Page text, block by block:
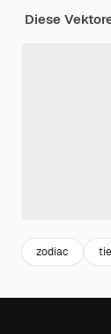
Diese
zodiac